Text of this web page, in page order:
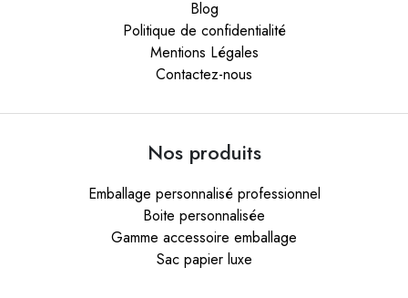
Blog
Politique de confidentialité
Mentions Légales
Contactez-nous
Nos produits
Emballage personnalisé professionnel
Boite personnalisée
Gamme accessoire emballage
Sac papier luxe